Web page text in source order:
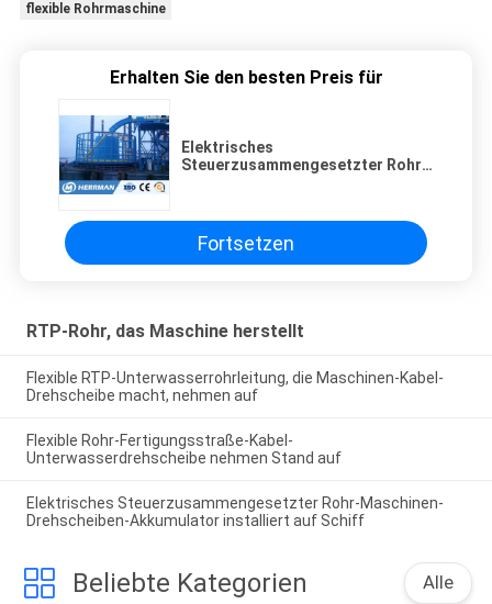
flexible Rohrmaschine
Erhalten Sie den besten Preis für
Elektrisches
Steuerzusammengesetzter Rohr-
Fortsetzen
RTP-Rohr, das Maschine herstellt
Flexible RTP-Unterwasserrohrleitung, die Maschinen-Kabel-
Drehscheibe macht, nehmen auf
Flexible Rohr-Fertigungsstraße-Kabel-
Unterwasserdrehscheibe nehmen Stand auf
Elektrisches Steuerzusammengesetzter Rohr-Maschinen-
Drehscheiben-Akkumulator installiert auf Schiff
Beliebte Kategorien Alle